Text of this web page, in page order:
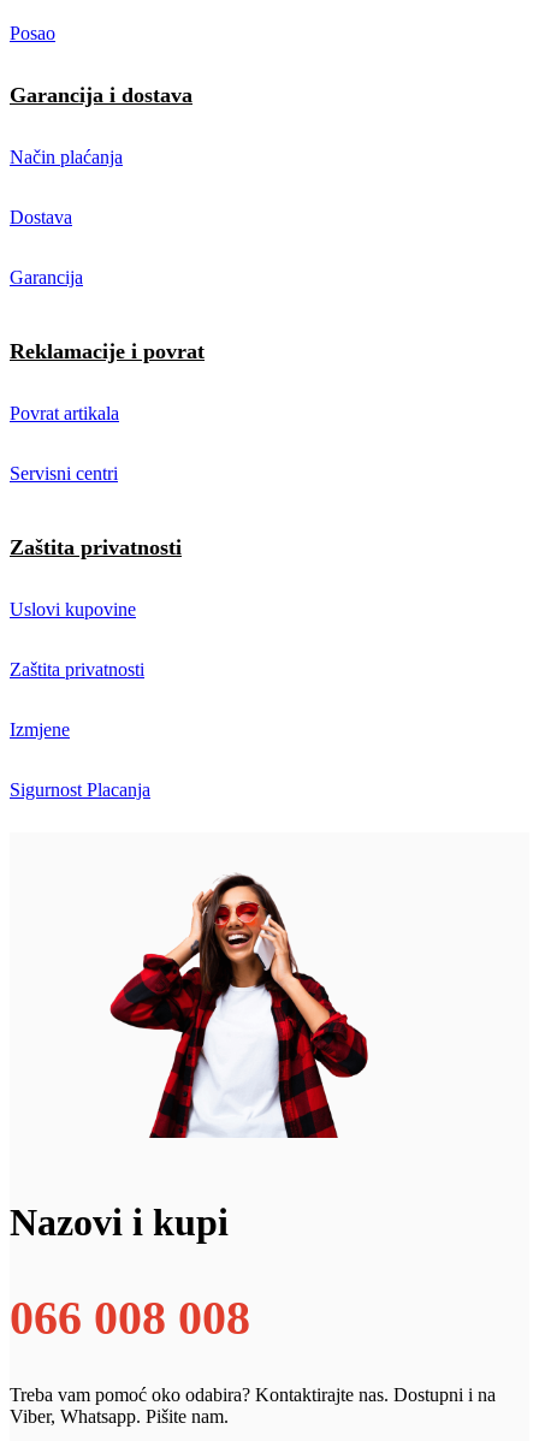
Posao
Garancija i dostava
Način plaćanja
Dostava
Garancija
Reklamacije i povrat
Povrat artikala
Servisni centri
Zaštita privatnosti
Uslovi kupovine
Zaštita privatnosti
Izmjene
Sigurnost Placanja
Nazovi i kupi
066 008 008
Treba vam pomoć oko odabira? Kontaktirajte nas. Dostupni i na
Viber, Whatsapp. Pišite nam.